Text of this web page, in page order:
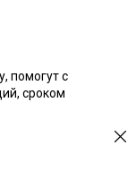
помогут с
сроком